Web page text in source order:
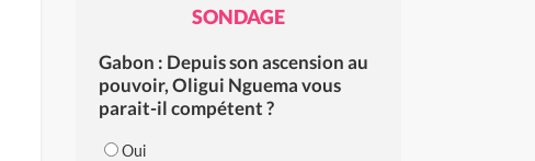
SONDAGE
Gabon : Depuis son ascension au
pouvoir, Oligui Nguema vous
parait-il compétent ?
Oui